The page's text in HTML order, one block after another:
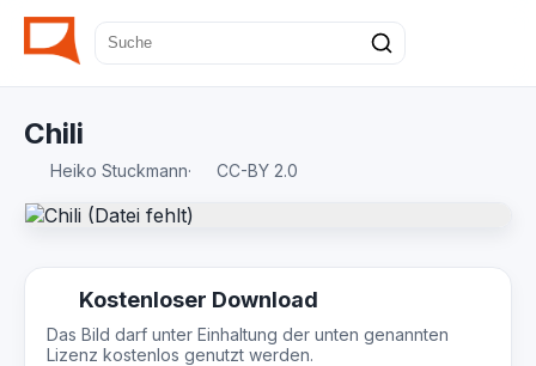
Chili
Heiko Stuckmann· CC-BY 2.0
Kostenloser Download
Das Bild darf unter Einhaltung der unten genannten
Lizenz kostenlos genutzt werden.